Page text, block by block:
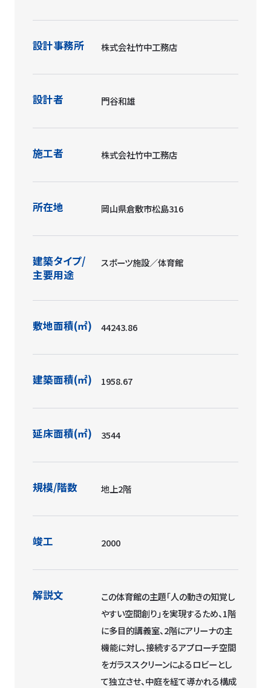
設計事務所 株式会社竹中工務店
設計者 門谷和雄
施工者 株式会社竹中工務店
所在地 岡山県倉敷市松島316
建築タイプ/
主要用途
スポーツ施設／体育館
敷地面積(㎡) 44243.86
建築面積(㎡) 1958.67
延床面積(㎡) 3544
規模/階数 地上2階
竣工 2000
解説文
この体育館の主題「人の動きの知覚し
やすい空間創り」を実現するため、1階
に多目的講義室、2階にアリーナの主
機能に対し、接続するアプローチ空間
をガラススクリーンによるロビーとし
て独立させ、中庭を経て導かれる構成